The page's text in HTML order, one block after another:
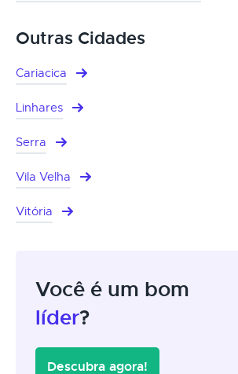
Outras Cidades
Cariacica
Linhares
Serra
Vila Velha
Vitória
Você é um bom
líder?
Descubra agora!